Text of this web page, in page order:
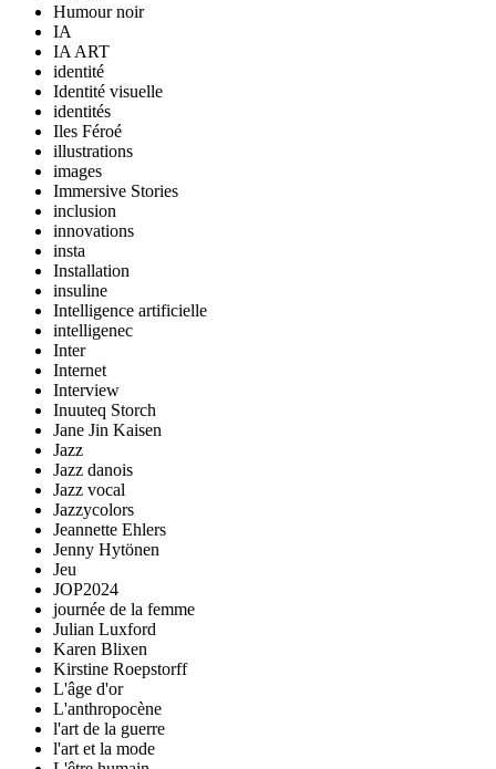
Humour noir
IA
IA ART
identité
Identité visuelle
identités
Iles Féroé
illustrations
images
Immersive Stories
inclusion
innovations
insta
Installation
insuline
Intelligence artificielle
intelligenec
Inter
Internet
Interview
Inuuteq Storch
Jane Jin Kaisen
Jazz
Jazz danois
Jazz vocal
Jazzycolors
Jeannette Ehlers
Jenny Hytönen
Jeu
JOP2024
journée de la femme
Julian Luxford
Karen Blixen
Kirstine Roepstorff
L'âge d'or
L'anthropocène
l'art de la guerre
l'art et la mode